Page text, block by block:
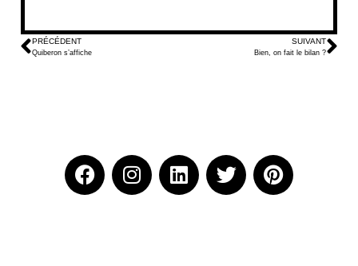
PRÉCÉDENT
Quiberon s’affiche
SUIVANT
Bien, on fait le bilan ?